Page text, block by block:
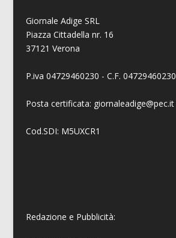
Giornale Adige SRL
Piazza Cittadella nr. 16
37121 Verona
P.iva 04729460230 - C.F. 04729460230
Posta certificata: giornaleadige@pec.it
Cod.SDI: M5UXCR1
Redazione e Pubblicità: